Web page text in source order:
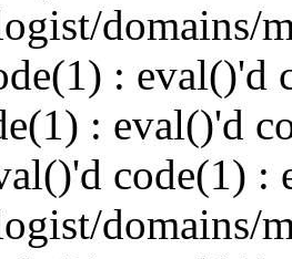
domains/
: eval()'d
: eval()'d
code(1) :
domains/